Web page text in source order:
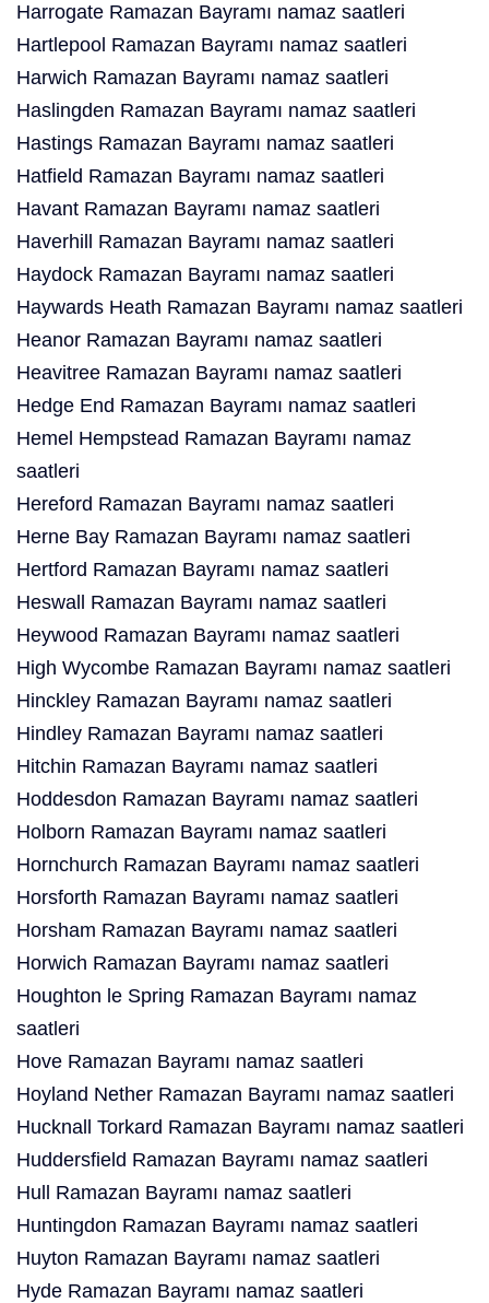
Harrogate Ramazan Bayramı namaz saatleri
Hartlepool Ramazan Bayramı namaz saatleri
Harwich Ramazan Bayramı namaz saatleri
Haslingden Ramazan Bayramı namaz saatleri
Hastings Ramazan Bayramı namaz saatleri
Hatfield Ramazan Bayramı namaz saatleri
Havant Ramazan Bayramı namaz saatleri
Haverhill Ramazan Bayramı namaz saatleri
Haydock Ramazan Bayramı namaz saatleri
Haywards Heath Ramazan Bayramı namaz saatleri
Heanor Ramazan Bayramı namaz saatleri
Heavitree Ramazan Bayramı namaz saatleri
Hedge End Ramazan Bayramı namaz saatleri
Hemel Hempstead Ramazan Bayramı namaz
saatleri
Hereford Ramazan Bayramı namaz saatleri
Herne Bay Ramazan Bayramı namaz saatleri
Hertford Ramazan Bayramı namaz saatleri
Heswall Ramazan Bayramı namaz saatleri
Heywood Ramazan Bayramı namaz saatleri
High Wycombe Ramazan Bayramı namaz saatleri
Hinckley Ramazan Bayramı namaz saatleri
Hindley Ramazan Bayramı namaz saatleri
Hitchin Ramazan Bayramı namaz saatleri
Hoddesdon Ramazan Bayramı namaz saatleri
Holborn Ramazan Bayramı namaz saatleri
Hornchurch Ramazan Bayramı namaz saatleri
Horsforth Ramazan Bayramı namaz saatleri
Horsham Ramazan Bayramı namaz saatleri
Horwich Ramazan Bayramı namaz saatleri
Houghton le Spring Ramazan Bayramı namaz
saatleri
Hove Ramazan Bayramı namaz saatleri
Hoyland Nether Ramazan Bayramı namaz saatleri
Hucknall Torkard Ramazan Bayramı namaz saatleri
Huddersfield Ramazan Bayramı namaz saatleri
Hull Ramazan Bayramı namaz saatleri
Huntingdon Ramazan Bayramı namaz saatleri
Huyton Ramazan Bayramı namaz saatleri
Hyde Ramazan Bayramı namaz saatleri